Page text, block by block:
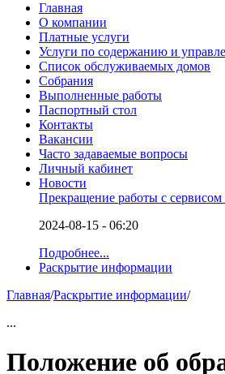
Главная
О компании
Платные услуги
Услуги по содержанию и
Список обслуживаемых домов
Собрания
Выполненные работы
Паспортный стол
Контакты
Вакансии
Часто задаваемые вопросы
Личный кабинет
Новости
Прекращение работы с
2024-08-15 - 06:20
Подробнее...
Раскрытие информации
Главная/Раскрытие информации/
...
Положение об